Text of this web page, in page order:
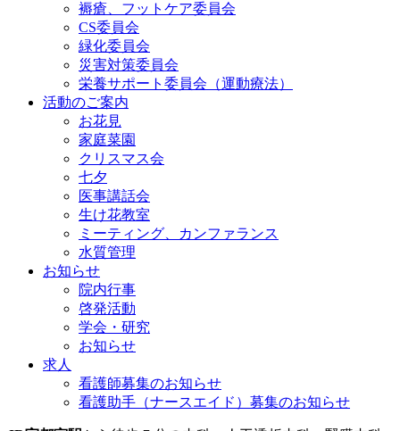
褥瘡、フットケア委員会
CS委員会
緑化委員会
災害対策委員会
栄養サポート委員会（運動療法）
活動のご案内
お花見
家庭菜園
クリスマス会
七夕
医事講話会
生け花教室
ミーティング、カンファランス
水質管理
お知らせ
院内行事
啓発活動
学会・研究
お知らせ
求人
看護師募集のお知らせ
看護助手（ナースエイド）募集のお知らせ